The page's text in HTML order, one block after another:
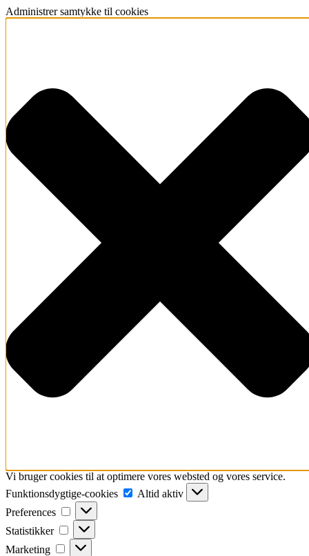
Administrer samtykke til cookies
Vi bruger cookies til at optimere vores websted og vores service.
Funktionsdygtige-cookies
Funktionsdygtige-
cookies
Altid aktiv
Preferences
Preferences
Statistikker Statistikker
Marketing Marketing